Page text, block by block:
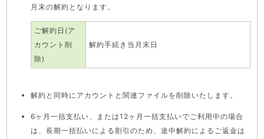
月末の解約となります。
ご解約日(ア
カウント削
除)
解約手続き当月末日
解約と同時にアカウントと関連ファイルを削除いたします。
6ヶ月一括支払い、または12ヶ月一括支払いでご利用中の場合
は、長期一括払いによる割引のため、途中解約によるご返金は